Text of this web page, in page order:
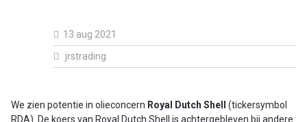
13 aug 2021
jrstrading
We zien potentie in olieconcern Royal Dutch Shell
(tickersymbol
RDA). De koers van Royal Dutch Shell is achtergebleven bij andere